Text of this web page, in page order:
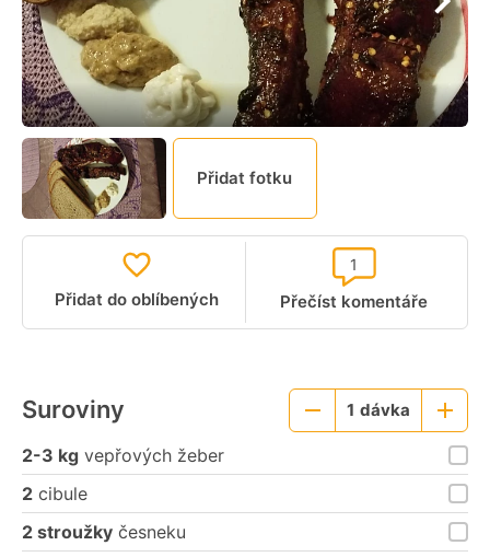
Přidat fotku
Přidat do oblíbených Přečíst komentáře
1
Suroviny
Menší
1 dávka
Větší
porce
2-3 kg vepřových žeber
2 cibule
2 stroužky česneku